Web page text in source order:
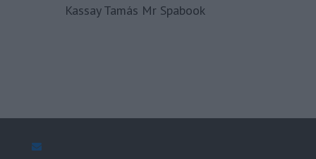
Kassay Tamás Mr Spabook